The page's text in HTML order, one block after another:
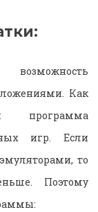
Как
программа
игр. Если
то
Поэтому